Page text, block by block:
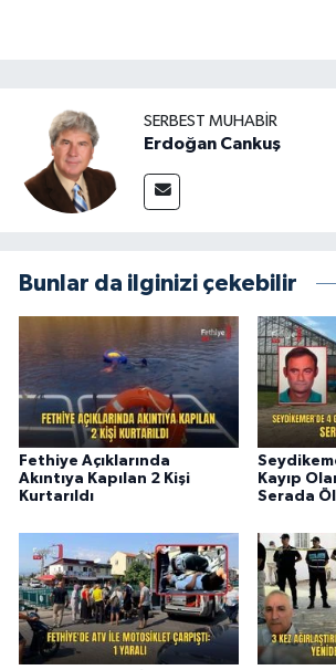
SERBEST MUHABIR
Erdoğan Cankuş
Bunlar da ilginizi çekebilir
Fethiye Açıklarında
Akıntıya Kapılan 2 Kişi
Kurtarıldı
Kayıp
Serada